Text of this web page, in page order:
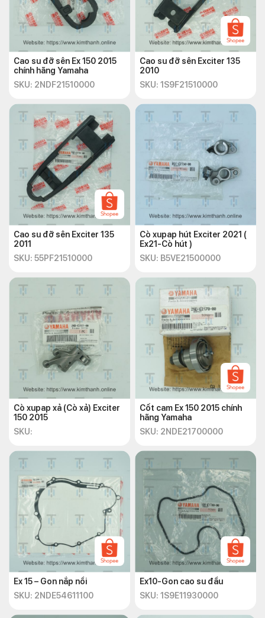
Sản phẩm chính hãng
Kim Thành tự hào mang đến cho khách hàng những phụ tùng
xe máy chất lượng cao. Sản phẩm cảm biến nhiệt độ xe Ex
2015 của Kim Thành được sản xuất theo đúng tiêu chuẩn, đảm
bảo tính chính xác và độ bền cao. Kim Thành cam kết chỉ cung
cấp hàng chính hãng nên bạn có thể yên tâm về chất lượng và
độ tin cậy của cảm biến nhiệt Ex 2015 150.
Chính sách bảo hành của Kim Thành đảm bảo sự hài lòng và an
tâm cho khách hàng. Kim Thành cam kết bảo hành sản phẩm
cảm biến nhiệt độ xe Ex 2015 sau khi mua hàng. Nếu sản phẩm
gặp sự cố hoặc lỗi kỹ thuật trong thời gian bảo hành, đơn vị sẽ
tiến hành sửa chữa hoặc thay thế sản phẩm hoàn toàn miễn
phí. Ngoài ra, Kim Thành còn cung cấp dịch vụ hỗ trợ sau mua
hàng, đảm bảo sự hài lòng và quan tâm của quý khách hàng.
Thông tin liên hệ của Kim Thành:
Địa chỉ:
72 – 74 Phạm Hữu Chí, P.12, Q.5, TP.HCM
(028) 38 547 570
Trên đây là những thông tin cơ bản về Ex 15 – Báo nhiệt, một
bộ phận quan trọng củaphụ tùng xe Exciter 150 2015.Hy
vọng bạn đã hiểu hơn về bộ phận cảm biến nhiệt Ex 150 và biết
cách vệ sinh để xe máy luôn vận hành ổn định. Nếu bạn đang
muốn mua linh kiện xe Exciter 150 2015 giá tốt thì hãy liên hệ
ngay với Kim Thành để nhận ngay ưu đãi nhé!
Cao su đỡ sên Ex 150 2015
chính hãng Yamaha
SKU: 2NDF21510000
Cao su đỡ sên Exciter 135
2010
SKU: 1S9F21510000
Cao su đỡ sên Exciter 135
2011
SKU: 55PF21510000
Cò xupap hút Exciter 2021 (
Ex21-Cò hút )
SKU: B5VE21500000
Cò xupap xả (Cò xả) Exciter
150 2015
SKU:
Cốt cam Ex 150 2015 chính
hãng Yamaha
SKU: 2NDE21700000
Ex 15 – Gon nắp nồi
SKU: 2NDE54611100
Ex10-Gon cao su đầu
SKU: 1S9E11930000